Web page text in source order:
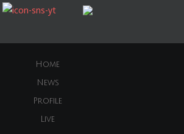
Home
News
Profile
Live